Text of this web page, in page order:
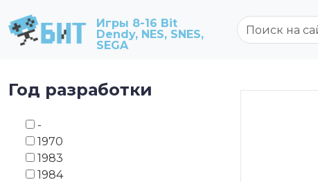
Игры 8-16 Bit
Dendy, NES, SNES,
SEGA
Год разработки
-
1970
1983
1984